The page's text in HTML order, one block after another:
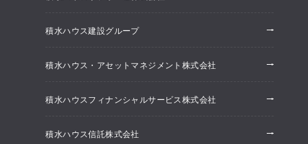
採用情報
ニュースリリース
積水ハウス建設グループ
積水ハウス・アセットマネジメント株式会社
積水ハウスフィナンシャルサービス株式会社
積水ハウス信託株式会社